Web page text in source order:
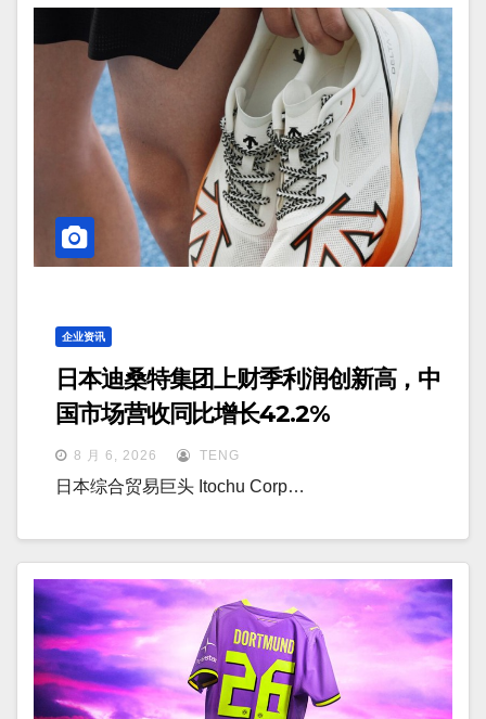
企业资讯
日本迪桑特集团上财季利润创新高，中
国市场营收同比增长42.2%
8 月 6, 2026 TENG
日本综合贸易巨头 Itochu Corp…